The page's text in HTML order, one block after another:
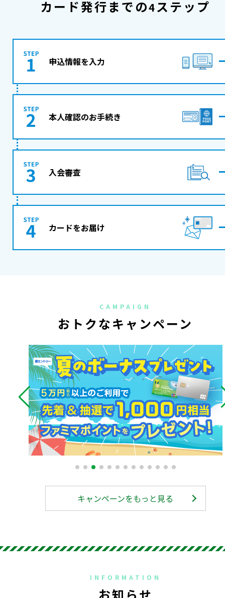
カード発行までの4ステップ
申込情報を入力
本人確認のお手続き
入会審査
カードをお届け
CAMPAIGN
おトクなキャンペーン
キャンペーンをもっと見る
INFORMATION
お知らせ